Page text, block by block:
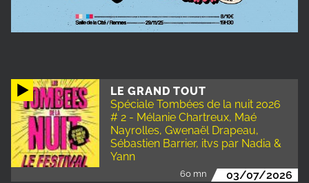
LE GRAND TOUT
Spéciale Tombées de la nuit 2026
# 2 - Mélanie Chartreux, Maé
Nayrolles, Gwenaël Drapeau,
Sébastien Barrier, itvs par Nadia &
Yann
60 mn 03/07/2026